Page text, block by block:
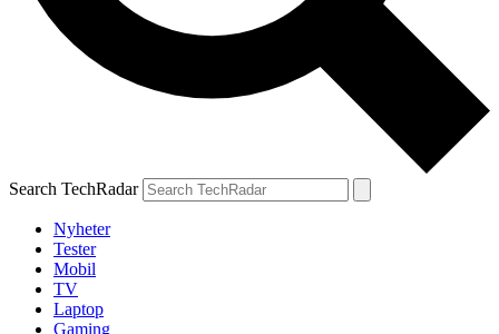
Search TechRadar
Nyheter
Tester
Mobil
TV
Laptop
Gaming